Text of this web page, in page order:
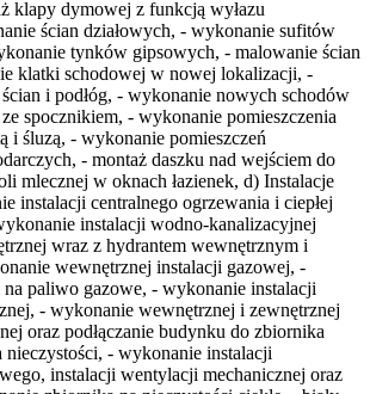
klapy dymowej z funkcją wyłazu
ścian działowych, - wykonanie sufitów
tynków gipsowych, - malowanie ścian
klatki schodowej w nowej lokalizacji, -
i podłóg, - wykonanie nowych schodów
spocznikiem, - wykonanie pomieszczenia
i śluzą, - wykonanie pomieszczeń
- montaż daszku nad wejściem do
mlecznej w oknach łazienek, d) Instalacje
instalacji centralnego ogrzewania i ciepłej
instalacji wodno-kanalizacyjnej
wraz z hydrantem wewnętrznym i
wewnętrznej instalacji gazowej, -
paliwo gazowe, - wykonanie instalacji
- wykonanie wewnętrznej i zewnętrznej
oraz podłączanie budynku do zbiornika
nieczystości, - wykonanie instalacji
instalacji wentylacji mechanicznej oraz